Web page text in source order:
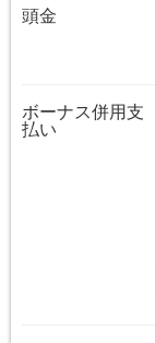
頭金
ボーナス併用支
払い